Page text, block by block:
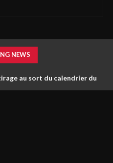
NEWS
au sort du calendrier du